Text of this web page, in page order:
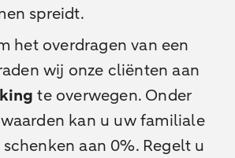
spreidt.
het overdragen van een
wij onze cliënten aan
te overwegen. Onder
kan u uw familiale
aan 0%. Regelt u